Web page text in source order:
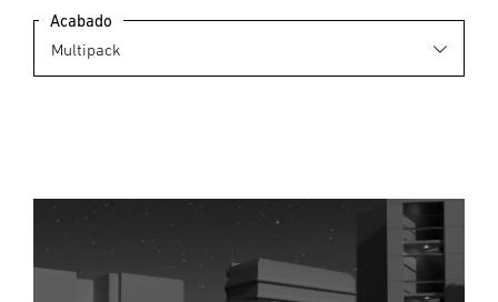
Acabado